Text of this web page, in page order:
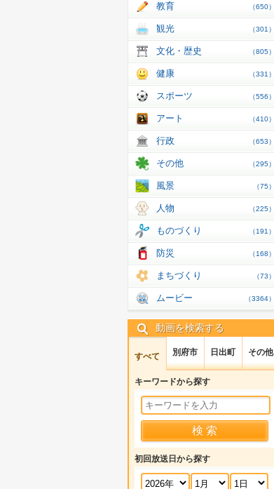
教育 （650）
観光 （301）
文化・歴史 （805）
健康 （331）
スポーツ （556）
アート （410）
行政 （653）
その他 （295）
風景 （75）
人物 （225）
ものづくり （191）
防災 （168）
まちづくり （73）
ムービー （3364）
動画を検索する
すべて 別府市 日出町 その他
キーワードから探す
初回放送日から探す